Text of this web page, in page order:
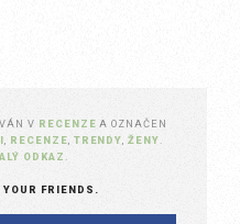
V RECENZE A OZNAČEN
RECENZE TRENDY ,ŽENY
ODKAZ
FRIENDS.